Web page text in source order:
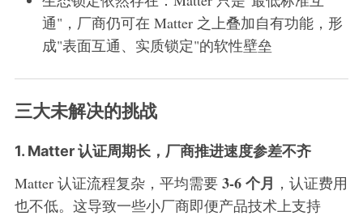
通"，厂商仍可在 Matter 之上叠加自有功能，形
成"表面互通、实质锁定"的软性壁垒
三大未解决的挑战
1. Matter 认证周期长，厂商推进速度参差不齐
Matter 认证流程复杂，平均需要 3-6 个月 ，认证费用
也不低。这导致一些小厂商即便产品技术上支持